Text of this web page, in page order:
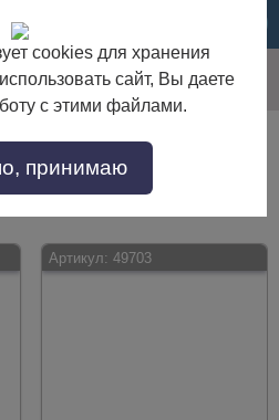
Покупайте в интернет-магазине
и области.
Артикул: 49703
cookies для хранения
сайт, Вы даете
с этими файлами.
принимаю